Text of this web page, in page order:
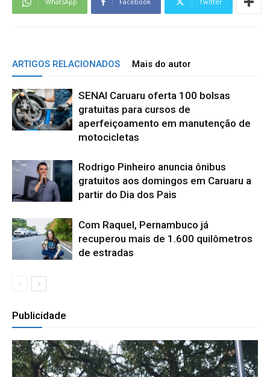
ARTIGOS RELACIONADOS Mais do autor
SENAI Caruaru oferta 100 bolsas
gratuitas para cursos de
aperfeiçoamento em manutenção de
motocicletas
Rodrigo Pinheiro anuncia ônibus
gratuitos aos domingos em Caruaru a
partir do Dia dos Pais
Com Raquel, Pernambuco já
recuperou mais de 1.600 quilômetros
de estradas
Publicidade